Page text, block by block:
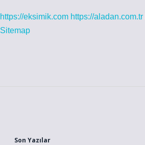
https://eksimik.com https://aladan.com.tr
Sitemap
Son Yazılar